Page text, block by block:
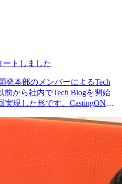
ートしました
発本部のメンバーによるTech
から社内でTech Blogを開始
実現した形です。CastingONE